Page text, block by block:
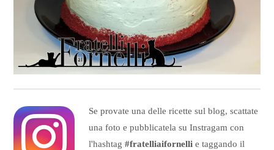
Se provate una delle ricette sul blog, scattate
una foto e pubblicatela su Instragam con
l'hashtag #fratelliaifornellie taggando il